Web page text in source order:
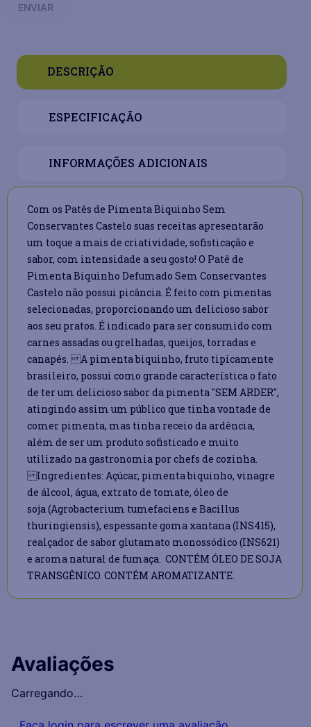
ENVIAR
DESCRIÇÃO
ESPECIFICAÇÃO
INFORMAÇÕES ADICIONAIS
Com os Patês de Pimenta Biquinho Sem
Conservantes Castelo suas receitas apresentarão
um toque a mais de criatividade, sofisticação e
sabor, com intensidade a seu gosto! O Patê de
Pimenta Biquinho Defumado Sem Conservantes
Castelo não possui picância. É feito com pimentas
selecionadas, proporcionando um delicioso sabor
aos seu pratos. É indicado para ser consumido com
carnes assadas ou grelhadas, queijos, torradas e
canapés. A pimenta biquinho, fruto tipicamente
brasileiro, possui como grande característica o fato
de ter um delicioso sabor da pimenta "SEM ARDER",
atingindo assim um público que tinha vontade de
comer pimenta, mas tinha receio da ardência,
além de ser um produto sofisticado e muito
utilizado na gastronomia por chefs de cozinha.
Ingredientes: Açúcar, pimenta biquinho, vinagre
de álcool, água, extrato de tomate, óleo de
soja (Agrobacterium tumefaciens e Bacillus
thuringiensis), espessante goma xantana (INS415),
realçador de sabor glutamato monossódico (INS621)
e aroma natural de fumaça. CONTÉM ÓLEO DE SOJA
TRANSGÊNICO. CONTÉM AROMATIZANTE.
Avaliações
Carregando…